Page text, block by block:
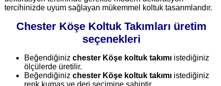
tercihinizde uyum sağlayan mükemmel koltuk tasarımlarıdır.
Chester Köşe Koltuk Takımları üretim
seçenekleri
Beğendiğiniz chester Köşe koltuk takımıistediğiniz
ölçülerde üretilir.
Beğendiğiniz chester Köşe koltuk takımıistediğiniz